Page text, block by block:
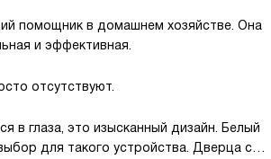
помощник в домашнем хозяйстве. Она
и эффективная.
отсутствуют.
в глаза, это изысканный дизайн. Белый
для такого устройства. Дверца с